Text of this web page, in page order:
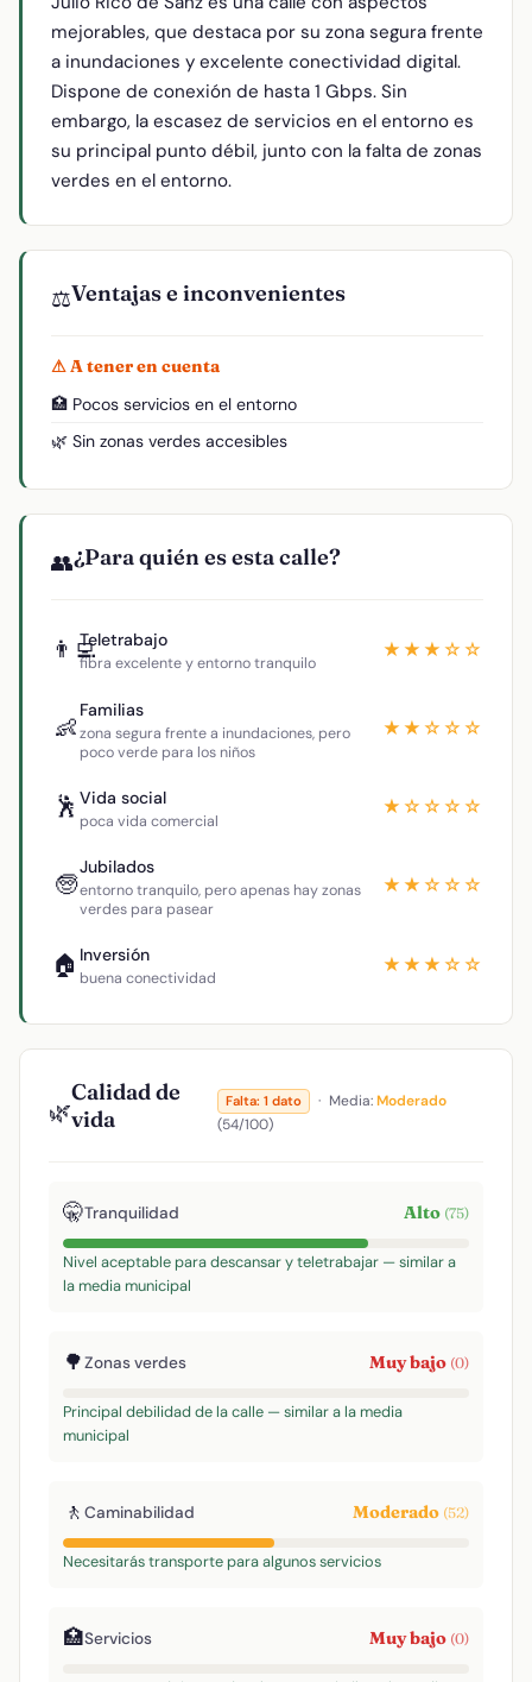
mejorables, que destaca por su zona segura frente
a inundaciones y excelente conectividad digital.
Dispone de conexión de hasta 1 Gbps. Sin
embargo, la escasez de servicios en el entorno es
su principal punto débil, junto con la falta de zonas
verdes en el entorno.
⚖️Ventajas e inconvenientes
⚠ A tener en cuenta
🏥 Pocos servicios en el entorno
🌿 Sin zonas verdes accesibles
👥¿Para quién es esta calle?
👨‍💻Teletrabajo
fibra excelente y entorno tranquilo
★★★☆☆
👶
Familias
zona segura frente a inundaciones, pero
poco verde para los niños
★★☆☆☆
🕺 Vida social
poca vida comercial
★☆☆☆☆
🧓
Jubilados
entorno tranquilo, pero apenas hay zonas
verdes para pasear
★★☆☆☆
🏠 Inversión
buena conectividad
★★★☆☆
🌿
Calidad de
vida
Falta: 1 dato · Media:Moderado
(54/100)
🤫Tranquilidad Alto (75)
Nivel aceptable para descansar y teletrabajar — similar a
la media municipal
🌳Zonas verdes Muy bajo (0)
Principal debilidad de la calle — similar a la media
municipal
🚶 Caminabilidad Moderado (52)
Necesitarás transporte para algunos servicios
🏥Servicios Muy bajo (0)